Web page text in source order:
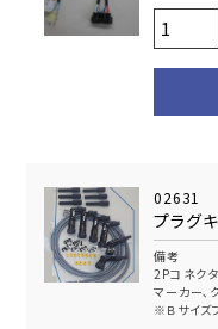
02631
プラグ
備考
2Pコネク
マーカー､
※Ｂサイズ